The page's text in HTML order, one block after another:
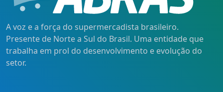
A voz e a força do supermercadista brasileiro.
Presente de Norte a Sul do Brasil. Uma entidade que
trabalha em prol do desenvolvimento e evolução do
setor.